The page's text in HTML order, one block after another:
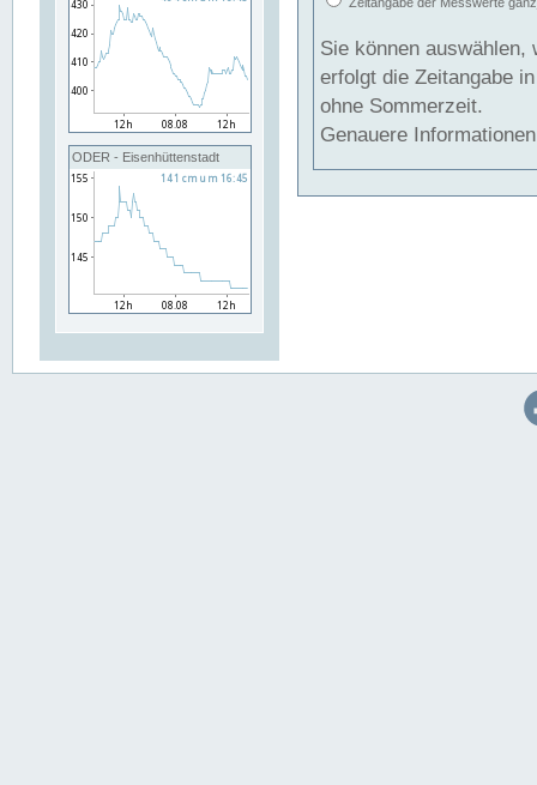
ODER - Eisenhüttenstadt
Sie können auswählen,
erfolgt die Zeitangabe
ohne Sommerzeit.
Genauere